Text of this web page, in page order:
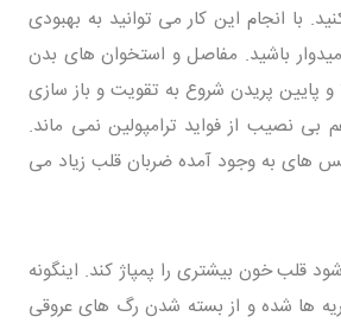
با انجام این کار می توانید به بهبودی
باشید. مفاصل و استخوان های بدن
و پایین پریدن شروع به تقویت و باز سازی
نصیب از فواید ترامپولین نمی ماند.
های به وجود آمده ضربان قلب زیاد می
قلب خون بیشتری را پمپاژ کند. اینگونه
ها شده و از بسته شدن رگ های عروقی